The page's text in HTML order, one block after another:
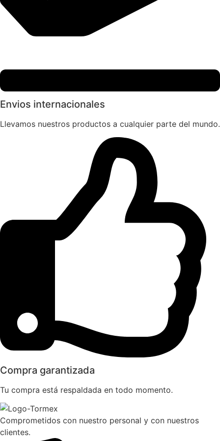
Envios internacionales
Llevamos nuestros productos a cualquier parte del mundo.
Compra garantizada
Tu compra está respaldada en todo momento.
Comprometidos con nuestro personal y con nuestros
clientes.